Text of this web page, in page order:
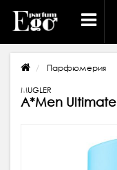
Парфюмерия
MUGLER
A*Men Ultimate